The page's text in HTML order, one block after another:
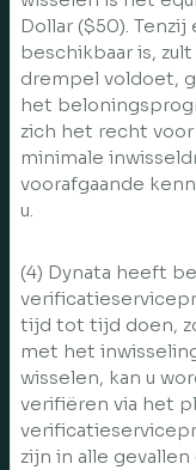
Dollar ($50).
beschikbaar is,
drempel voldoet,
het
zich het recht
minimale
voorafgaande
u.
(4) Dynata heeft
tijd tot tijd doen,
met het
wisselen, kan u
verifiëren via het
zijn in alle